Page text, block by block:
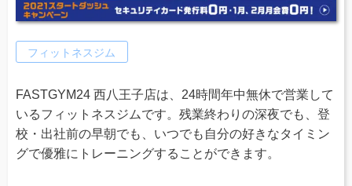
フィットネスジム
FASTGYM24 西八王子店は、24時間年中無休で営業して
いるフィットネスジムです。残業終わりの深夜でも、登
校・出社前の早朝でも、いつでも自分の好きなタイミン
グで優雅にトレーニングすることができます。